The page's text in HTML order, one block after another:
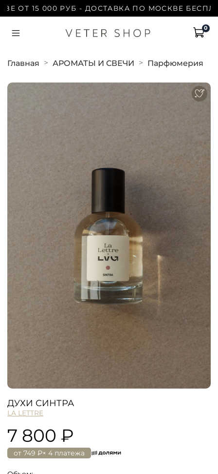
15 000 РУБ - ДОСТАВКА ПО МОСКВЕ
0
Главная АРОМАТЫ И СВЕЧИ Парфюмерия
ДУХИ СИНТРА
LA LETTRE
7 800 ₽
от 749 ₽× 4 платежа